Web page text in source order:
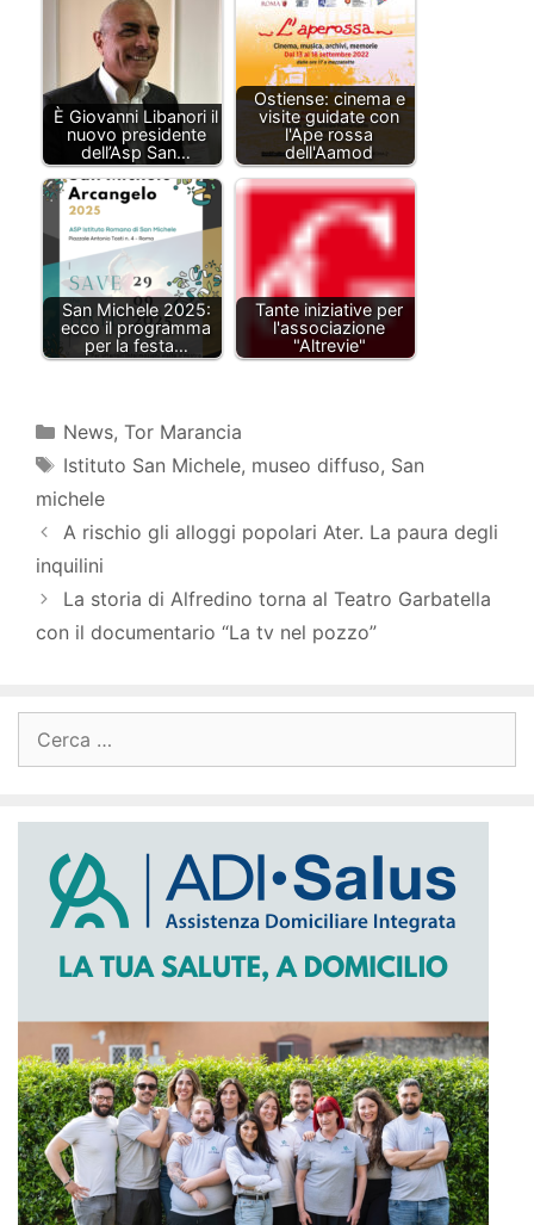
È Giovanni Libanori il
nuovo presidente
dell’Asp San…
Ostiense: cinema e
visite guidate con
l'Ape rossa
dell'Aamod
San Michele 2025:
ecco il programma
per la festa…
Tante iniziative per
l'associazione
"Altrevie"
Categorie
News, Tor Marancia
Tag
Istituto San Michele, museo diffuso, San
michele
A rischio gli alloggi popolari Ater. La paura degli
inquilini
La storia di Alfredino torna al Teatro Garbatella
con il documentario “La tv nel pozzo”
per: